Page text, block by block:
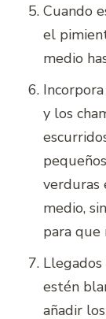
Cuando
el
medio
y los
verduras
medio,
para que
estén
añadir